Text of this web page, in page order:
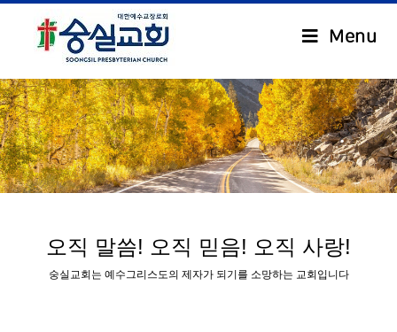
Menu
.
오직 말씀! 오직 믿음! 오직 사랑!
숭실교회는 예수그리스도의 제자가 되기를 소망하는 교회입니다